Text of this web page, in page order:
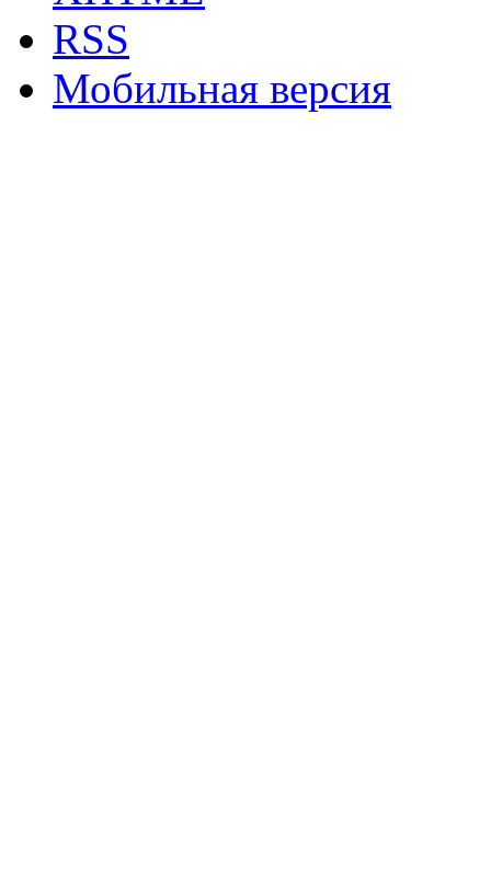
RSS
Мобильная версия